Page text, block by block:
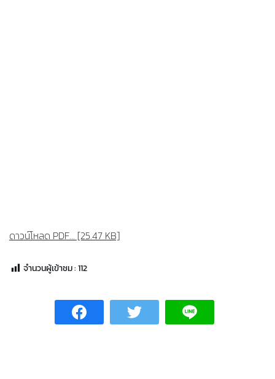
ดาวน์โหลด PDF... [25.47 KB]
จำนวนผู้เข้าชม :112